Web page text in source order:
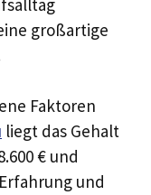
großartige
Faktoren
liegt das Gehalt
€ und
und